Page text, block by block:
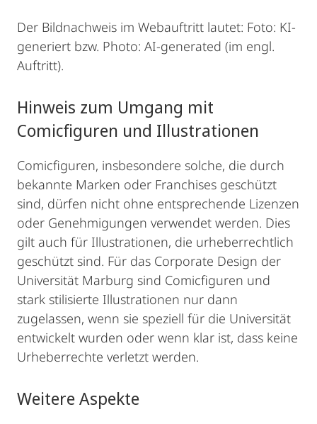
Der Bildnachweis im Webauftritt lautet: Foto: KI-
generiert bzw. Photo: AI-generated (im engl.
Auftritt).
Hinweis zum Umgang mit
Comicfiguren und Illustrationen
Comicfiguren, insbesondere solche, die durch
bekannte Marken oder Franchises geschützt
sind, dürfen nicht ohne entsprechende Lizenzen
oder Genehmigungen verwendet werden. Dies
gilt auch für Illustrationen, die urheberrechtlich
geschützt sind. Für das Corporate Design der
Universität Marburg sind Comicfiguren und
stark stilisierte Illustrationen nur dann
zugelassen, wenn sie speziell für die Universität
entwickelt wurden oder wenn klar ist, dass keine
Urheberrechte verletzt werden.
Weitere Aspekte